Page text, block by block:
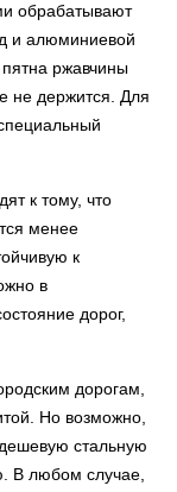
обрабатывают
и алюминиевой
ржавчины
не держится. Для
к тому, что
менее
к
в
дорог,
дорогам,
Но возможно,
стальную
В любом случае,